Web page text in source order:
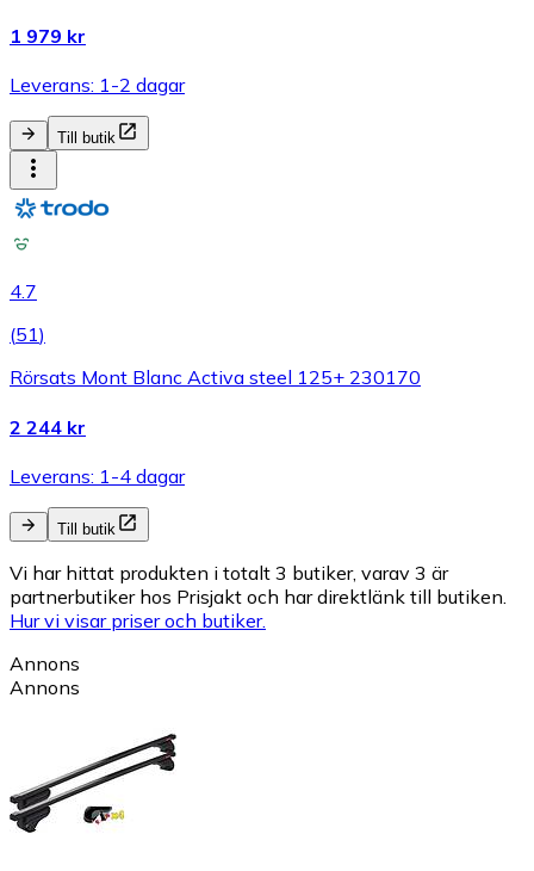
1 979 kr
Leverans: 1-2 dagar
Till butik
4.7
(51)
Rörsats Mont Blanc Activa steel 125+ 230170
2 244 kr
Leverans: 1-4 dagar
Till butik
Vi har hittat produkten i totalt 3 butiker, varav 3 är
partnerbutiker hos Prisjakt och har direktlänk till butiken.
Hur vi visar priser och butiker.
Annons
Annons